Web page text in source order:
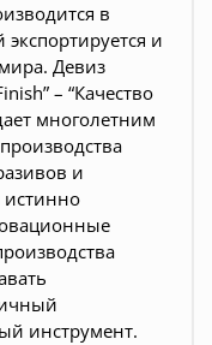
в
и
Девиз
– “Качество
многолетним
и
инструмент.